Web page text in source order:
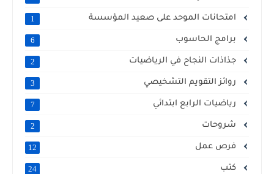
امتحانات الموحد على صعيد المؤسسة 1
برامج الحاسوب 6
جذاذات النجاح في الرياضيات 2
روائز التقويم التشخيصي 3
رياضيات الرابع ابتدائي 7
شروحات 2
فرص عمل 12
كتب 24